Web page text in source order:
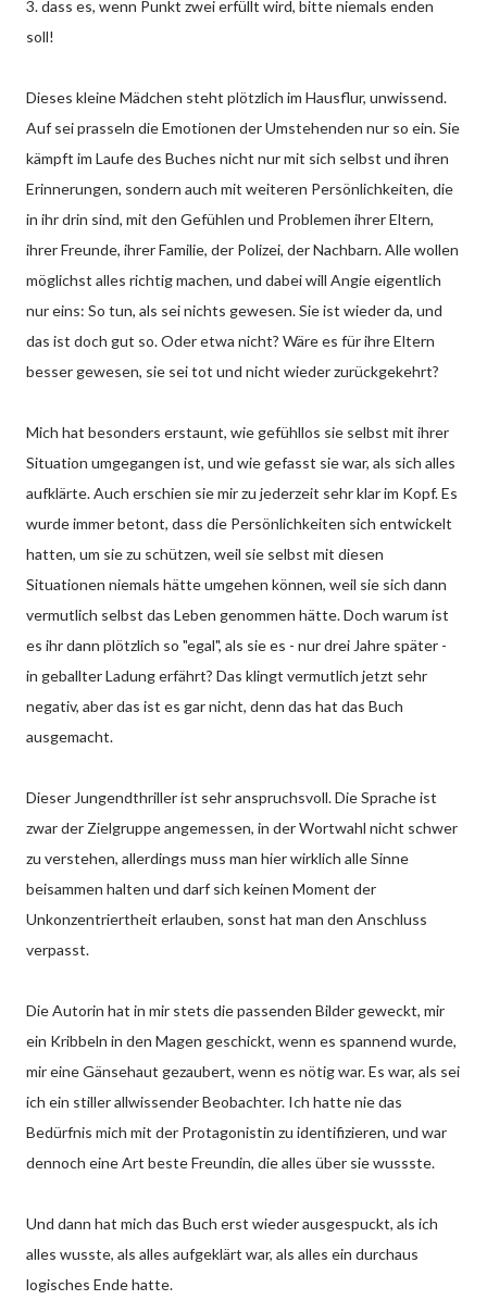
3. dass es, wenn Punkt zwei erfüllt wird, bitte niemals enden
soll!
Dieses kleine Mädchen steht plötzlich im Hausflur, unwissend.
Auf sei prasseln die Emotionen der Umstehenden nur so ein. Sie
kämpft im Laufe des Buches nicht nur mit sich selbst und ihren
Erinnerungen, sondern auch mit weiteren Persönlichkeiten, die
in ihr drin sind, mit den Gefühlen und Problemen ihrer Eltern,
ihrer Freunde, ihrer Familie, der Polizei, der Nachbarn. Alle wollen
möglichst alles richtig machen, und dabei will Angie eigentlich
nur eins: So tun, als sei nichts gewesen. Sie ist wieder da, und
das ist doch gut so. Oder etwa nicht? Wäre es für ihre Eltern
besser gewesen, sie sei tot und nicht wieder zurückgekehrt?
Mich hat besonders erstaunt, wie gefühllos sie selbst mit ihrer
Situation umgegangen ist, und wie gefasst sie war, als sich alles
aufklärte. Auch erschien sie mir zu jederzeit sehr klar im Kopf. Es
wurde immer betont, dass die Persönlichkeiten sich entwickelt
hatten, um sie zu schützen, weil sie selbst mit diesen
Situationen niemals hätte umgehen können, weil sie sich dann
vermutlich selbst das Leben genommen hätte. Doch warum ist
es ihr dann plötzlich so "egal", als sie es - nur drei Jahre später -
in geballter Ladung erfährt? Das klingt vermutlich jetzt sehr
negativ, aber das ist es gar nicht, denn das hat das Buch
ausgemacht.
Dieser Jungendthriller ist sehr anspruchsvoll. Die Sprache ist
zwar der Zielgruppe angemessen, in der Wortwahl nicht schwer
zu verstehen, allerdings muss man hier wirklich alle Sinne
beisammen halten und darf sich keinen Moment der
Unkonzentriertheit erlauben, sonst hat man den Anschluss
verpasst.
Die Autorin hat in mir stets die passenden Bilder geweckt, mir
ein Kribbeln in den Magen geschickt, wenn es spannend wurde,
mir eine Gänsehaut gezaubert, wenn es nötig war. Es war, als sei
ich ein stiller allwissender Beobachter. Ich hatte nie das
Bedürfnis mich mit der Protagonistin zu identifizieren, und war
dennoch eine Art beste Freundin, die alles über sie wussste.
Und dann hat mich das Buch erst wieder ausgespuckt, als ich
alles wusste, als alles aufgeklärt war, als alles ein durchaus
logisches Ende hatte.